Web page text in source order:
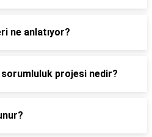
ne anlatıyor?
projesi nedir?